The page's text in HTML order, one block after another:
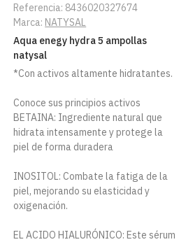
Referencia: 8436020327674
Marca: NATYSAL
Aqua enegy hydra 5 ampollas
natysal
*Con activos altamente hidratantes.
Conoce sus principios activos
BETAINA: Ingrediente natural que
hidrata intensamente y protege la
piel de forma duradera
INOSITOL: Combate la fatiga de la
piel, mejorando su elasticidad y
oxigenación.
EL ACIDO HIALURÓNICO: Este sérum